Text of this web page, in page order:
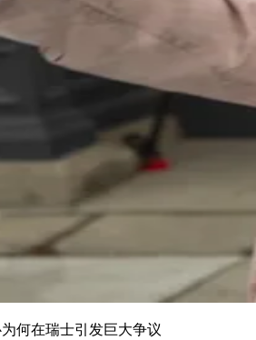
何在瑞士引发巨大争议